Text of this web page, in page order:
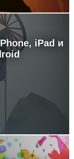
iPad и